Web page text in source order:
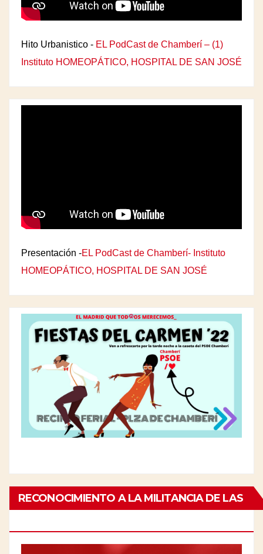
Hito Urbanistico - EL PodCast de Chamberí – (1)
Instituto HOMEOPÁTICO, HOSPITAL DE SAN JOSÉ
Presentación -EL PodCast de Chamberí- Instituto
HOMEOPÁTICO, HOSPITAL DE SAN JOSÉ
RECONOCIMIENTO A LA MILITANCIA DE LAS